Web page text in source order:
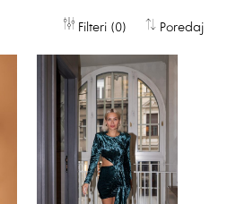
Filteri (0) Poredaj